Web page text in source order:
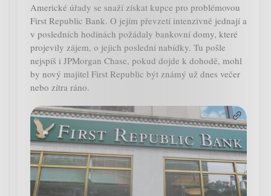
Americké úřady se snaží získat kupce pro problémovou
First Republic Bank. O jejím převzetí intenzivně jednají a
v posledních hodinách požádaly bankovní domy, které
projevily zájem, o jejich poslední nabídky. Tu pošle
nejspíš i JPMorgan Chase, pokud dojde k dohodě, mohl
by nový majitel First Republic být známý už dnes večer
nebo zítra ráno.